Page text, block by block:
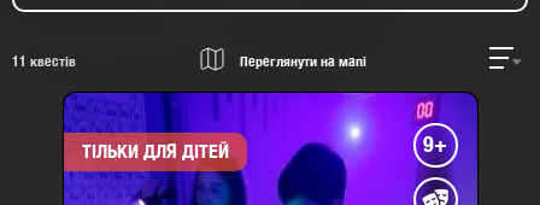
11 квестів Переглянути на мапі
ТІЛЬКИ ДЛЯ ДІТЕЙ 9+